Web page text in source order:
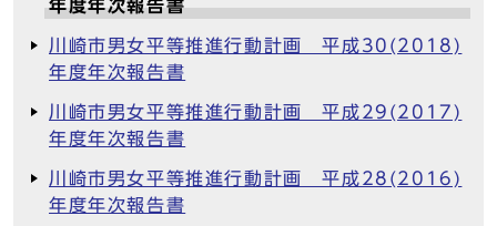
年度年次報告書
川崎市男女平等推進行動計画 平成30(2018)
年度年次報告書
川崎市男女平等推進行動計画 平成29(2017)
年度年次報告書
川崎市男女平等推進行動計画 平成28(2016)
年度年次報告書